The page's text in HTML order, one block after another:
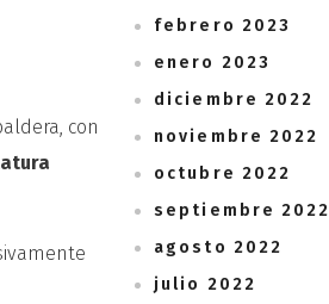
con
febrero 2023
enero 2023
diciembre 2022
noviembre 2022
octubre 2022
septiembre 2022
agosto 2022
julio 2022